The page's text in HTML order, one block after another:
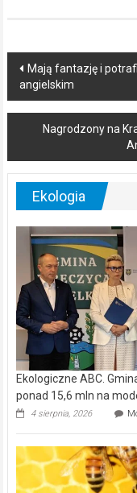
Post
navigation
Mają fantazję i
angielskim
Nagrodzony na
Ekologia
Ekologiczne ABC.
ponad 15,6 mln na
4 sierpnia, 2026